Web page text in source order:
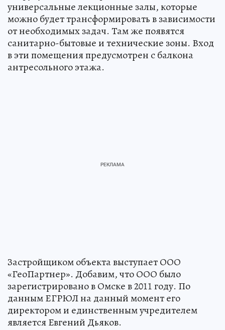
универсальные лекционные залы, которые
можно будет трансформировать в зависимости
от необходимых задач. Там же появятся
санитарно-бытовые и технические зоны. Вход
в эти помещения предусмотрен с балкона
антресольного этажа.
Застройщиком объекта выступает ООО
«ГеоПартнер». Добавим, что ООО было
зарегистрировано в Омске в 2011 году. По
данным ЕГРЮЛ на данный момент его
директором и единственным учредителем
является Евгений Дьяков.